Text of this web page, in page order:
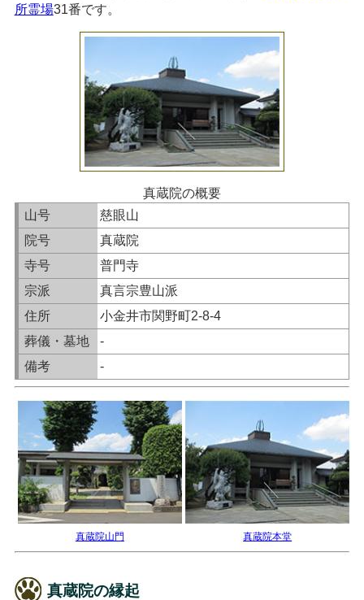
所霊場31番です。
真蔵院の概要
山号
慈眼山
院号
真蔵院
寺号
普門寺
宗派
真言宗豊山派
住所
小金井市関野町2-8-4
葬儀・墓地
-
備考
-
真蔵院山門 真蔵院本堂
真蔵院の縁起